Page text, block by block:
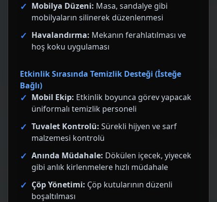
Mobilya Düzeni: Masa, sandalye gibi
mobilyaların silinerek düzenlenmesi
Havalandırma: Mekanın ferahlatılması ve
hoş koku uygulaması
Etkinlik Sırasında Temizlik Desteği (İsteğe
Bağlı)
Mobil Ekip: Etkinlik boyunca görev yapacak
üniformalı temizlik personeli
Tuvalet Kontrolü: Sürekli hijyen ve sarf
malzemesi kontrolü
Anında Müdahale: Dökülen içecek, yiyecek
gibi anlık kirlenmelere hızlı müdahale
Çöp Yönetimi: Çöp kutularının düzenli
boşaltılması